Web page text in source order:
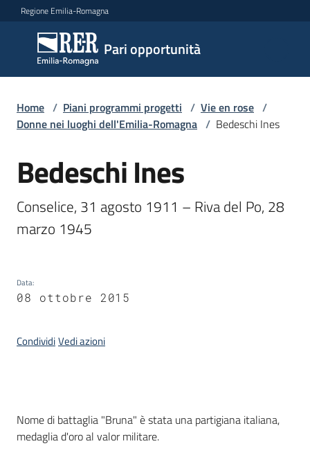
Vai al contenuto
Vai alla navigazione
Vai al footer
Regione Emilia-Romagna
Pari opportunità
Pari
opportunità
Argomenti
Novità
Servizi
Atti
Bandi
Piani
Seguici
Home / Piani programmi progetti / Vie en rose /
Donne nei luoghi dell'Emilia-Romagna / Bedeschi Ines
Salta al contenuto
Bedeschi Ines
Conselice, 31 agosto 1911 – Riva del Po, 28
marzo 1945
Data:
08 ottobre 2015
CondividiVedi azioni
Introduzione
Nome di battaglia "Bruna" è stata una partigiana italiana,
medaglia d'oro al valor militare.